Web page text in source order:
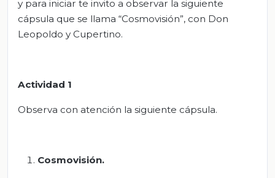
y para iniciar te invito a observar la siguiente
cápsula que se llama “Cosmovisión”, con Don
Leopoldo y Cupertino.
Actividad 1
Observa con atención la siguiente cápsula.
Cosmovisión.